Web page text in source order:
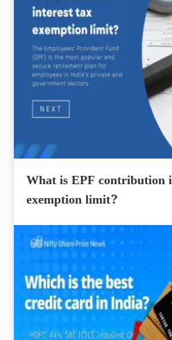
What is EPF contribution
exemption limit?